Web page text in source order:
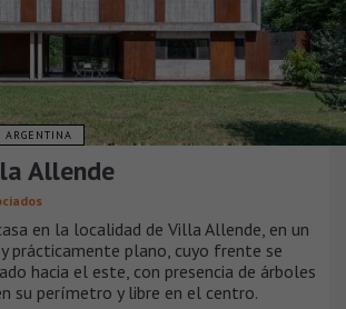
ARGENTINA
Allende
en la localidad de Villa Allende, en un
prácticamente plano, cuyo frente se
hacia el este, con presencia de árboles
su perímetro y libre en el centro.